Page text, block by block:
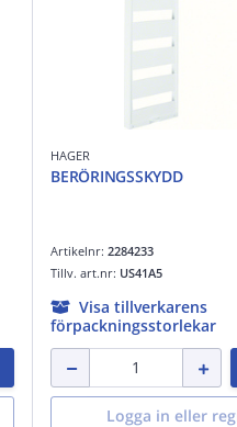
HAGER
BERÖRINGSSKYDD
Artikelnr: 2284233
Tillv. art.nr: US41A5
Visa tillverkarens
förpackningsstorlekar
Logga in eller